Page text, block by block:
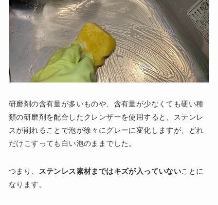
研磨剤の含有量が多いものや、含有量が少なくても硬い種
類の研磨剤を配合したクレンザーを使用すると、ステンレ
スが削れることで泡が徐々にグレーに変化しますが、どれ
だけこすっても白い泡のままでした。
つまり、 ステンレス素材まではキズが入っていないことに
なります。